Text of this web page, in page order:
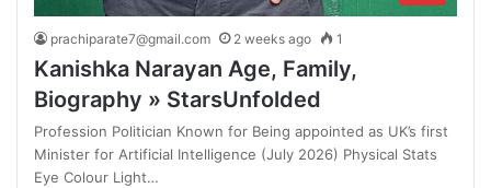
prachiparate7@gmail.com 2 weeks ago 1
Kanishka Narayan Age, Family,
Biography » StarsUnfolded
Profession Politician Known for Being appointed as UK’s first
Minister for Artificial Intelligence (July 2026) Physical Stats
Eye Colour Light…